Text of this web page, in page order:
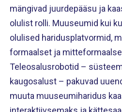
mängivad juurdepääsu ja
olulist rolli. Muuseumid kui
olulised haridusplatvormid,
formaalset ja
Teleosalusrobotid –
kaugosalust – pakuvad
muuta muuseumiharidus